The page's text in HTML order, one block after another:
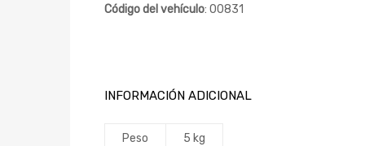
Código del vehículo: 00831
INFORMACIÓN ADICIONAL
Peso 5 kg